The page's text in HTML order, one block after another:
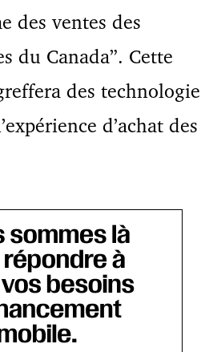
des ventes des
du Canada”. Cette
des
d’achat des